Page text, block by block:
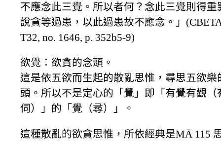
不應念此三覺。所以者何？念此三覺則得重
說貪等過患，以此過患故不應念。」
T32, no. 1646, p. 352b5-9)
欲覺：欲貪的念頭。
這是依五欲而生起的散亂思惟，尋思五欲樂
頭。所以不是定心的「覺」即「有覺有觀（
伺）」的「覺（尋）」。
這種散亂的欲貪思惟，所依經典是MĀ 115